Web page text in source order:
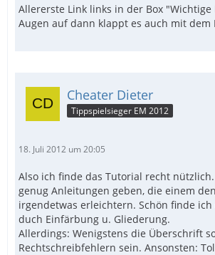
Allererste Link links in der Box "Wichtige
Augen auf dann klappt es auch mit dem
Cheater Dieter
Tippspielsieger EM 2012
18. Juli 2012 um 20:05
Also ich finde das Tutorial recht
genug Anleitungen geben, die einem
irgendetwas erleichtern. Schön finde
duch Einfärbung u. Gliederung.
Allerdings: Wenigstens die Überschrift
Rechtschreibfehlern sein. Ansonsten: